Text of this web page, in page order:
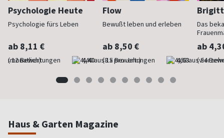
Psychologie Heute
Psychologie fürs Leben
ab 8,11 €
(monatlich) 4,40
Flow
Bewußt leben und erleben
ab 8,50 €
(8 x pro Jahr) 4,63
Das
ab
Haus & Garten Magazine